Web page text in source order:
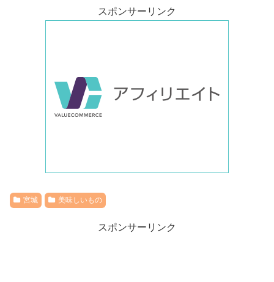
スポンサーリンク
宮城 美味しいもの
スポンサーリンク